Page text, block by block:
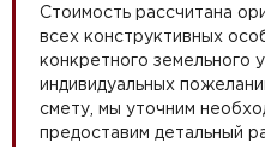
Стоимость рассчитана
всех конструктивных
конкретного земельного
индивидуальных
смету, мы уточним
предоставим детальный